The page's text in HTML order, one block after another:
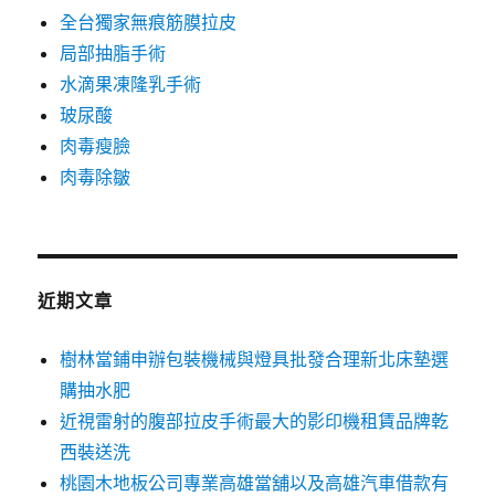
全台獨家無痕筋膜拉皮
局部抽脂手術
水滴果凍隆乳手術
玻尿酸
肉毒瘦臉
肉毒除皺
近期文章
樹林當鋪申辦包裝機械與燈具批發合理新北床墊選
購抽水肥
近視雷射的腹部拉皮手術最大的影印機租賃品牌乾
西裝送洗
桃園木地板公司專業高雄當舖以及高雄汽車借款有